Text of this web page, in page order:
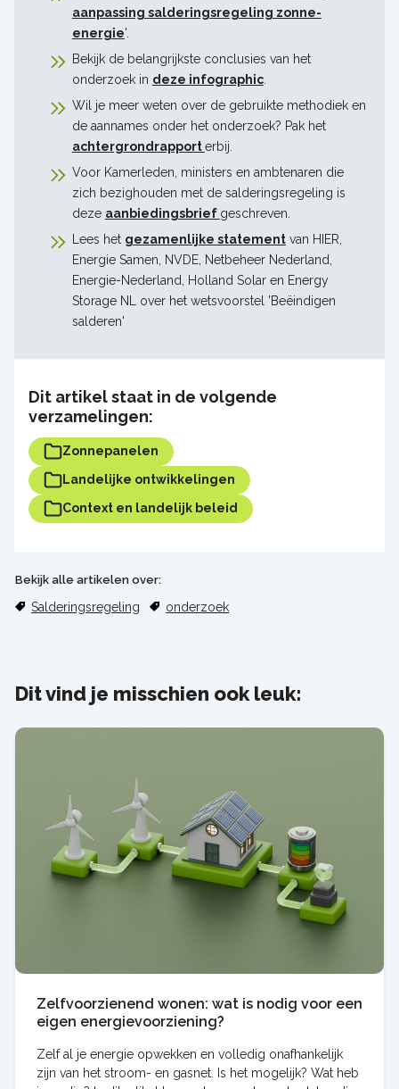
aanpassing salderingsregeling zonne-
energie'.
Bekijk de belangrijkste conclusies van het
onderzoek in deze infographic.
Wil je meer weten over de gebruikte methodiek en
de aannames onder het onderzoek? Pak het
achtergrondrapporterbij.
Voor Kamerleden, ministers en ambtenaren die
zich bezighouden met de salderingsregeling is
deze aanbiedingsbrief geschreven.
Lees het gezamenlijke statementvan HIER,
Energie Samen, NVDE, Netbeheer Nederland,
Energie-Nederland, Holland Solar en Energy
Storage NL over het wetsvoorstel 'Beëindigen
salderen'
Dit artikel staat in de volgende
verzamelingen:
Zonnepanelen
Landelijke ontwikkelingen
Context en landelijk beleid
Bekijk alle artikelen over:
Salderingsregeling onderzoek
Dit vind je misschien ook leuk:
Zelfvoorzienend wonen: wat is nodig voor een
eigen energievoorziening?
Zelf al je energie opwekken en volledig onafhankelijk
zijn van het stroom- en gasnet. Is het mogelijk? Wat heb